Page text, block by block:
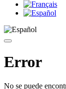
Error
No se puede